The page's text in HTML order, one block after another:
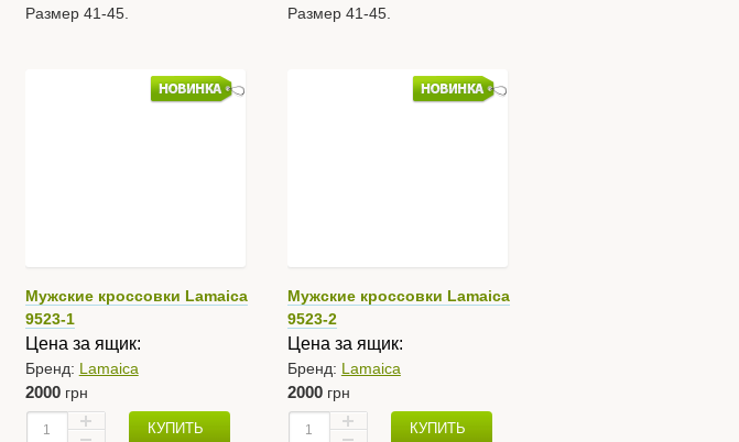
Размер 41-45.
Размер 41-45.
Мужские кроссовки Lamaica
9523-1
Цена за ящик:
Бренд: Lamaica
2000 грн
КУПИТЬ
Мужские кроссовки Lamaica
9523-2
Цена за ящик:
Бренд: Lamaica
2000 грн
КУПИТЬ